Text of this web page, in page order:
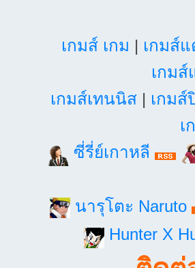
เกมส์ เกม | เกมส์
เกมส์
เกมส์เทนนิส| เกมส์
เ
ซี่รี่ย์เกาหลี
นารุโตะ Naruto
Hunter X